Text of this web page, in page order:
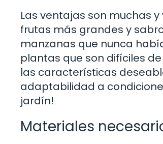
Las ventajas son muchas
frutas más grandes y
manzanas que nunca
plantas que son difíciles
las características
adaptabilidad a
jardín!
Materiales